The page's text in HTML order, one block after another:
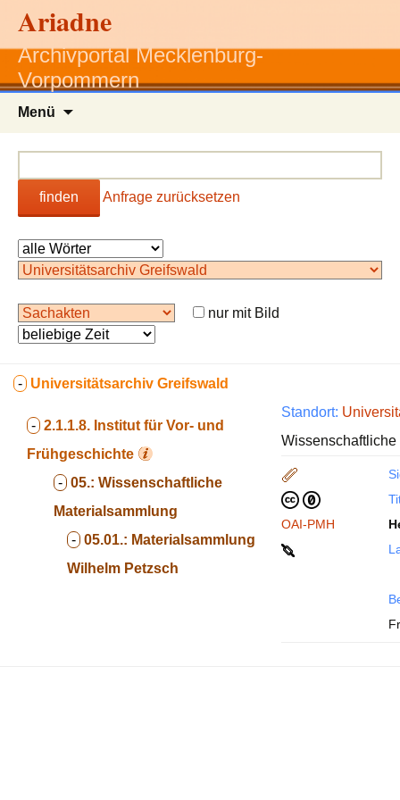
Ariadne
Archivportal Mecklenburg-
Vorpommern
Menü
finden Anfrage zurücksetzen
nur mit Bild
- Universitätsarchiv Greifswald
- 2.1.1.8. Institut für Vor- und
Frühgeschichte
- 05.: Wissenschaftliche
Materialsammlung
- 05.01.: Materialsammlung
Wilhelm Petzsch
Standort:
OAI-PMH